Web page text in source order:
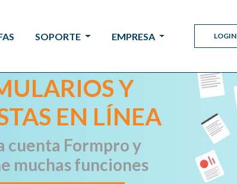
SOPORTE EMPRESA LOGIN
Y
EN LÍNEA
cuenta Formpro y
muchas funciones